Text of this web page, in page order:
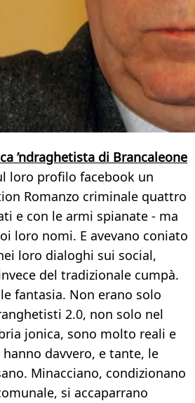
’ndraghetista di Brancaleone
loro profilo facebook un
Romanzo criminale quattro
e con le armi spianate - ma
loro nomi. E avevano coniato
loro dialoghi sui social,
del tradizionale cumpà.
fantasia. Non erano solo
2.0, non solo nel
jonica, sono molto reali e
davvero, e tante, le
Minacciano, condizionano
si accaparrano